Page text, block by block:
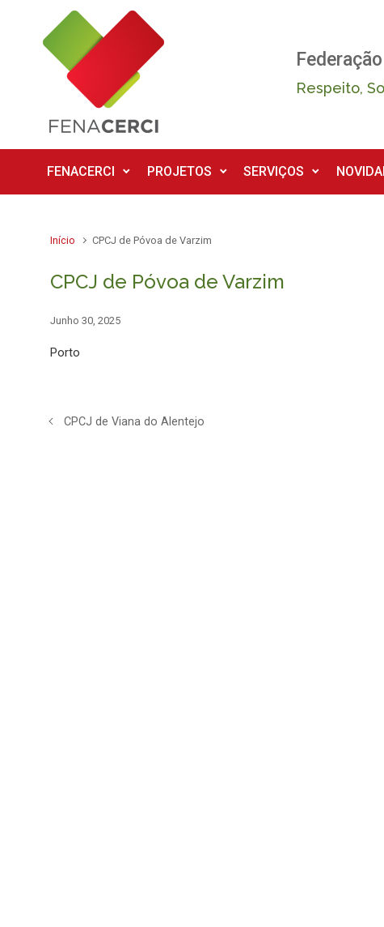
Skip to main content
Respeito,
FENACERCI PROJETOS SERVIÇOS
Início CPCJ de Póvoa de Varzim
CPCJ de Póvoa de Varzim
Junho 30, 2025
Porto
CPCJ de Viana do Alentejo